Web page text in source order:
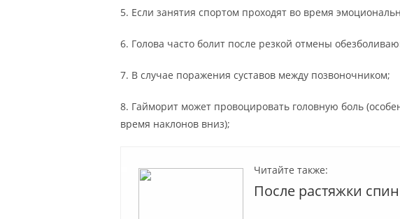
5. Если занятия спортом проходят во время
6. Голова часто болит после резкой отмены
7. В случае поражения суставов между позвоночником;
8. Гайморит может провоцировать головную боль
время наклонов вниз);
Читайте также:
После растяжки